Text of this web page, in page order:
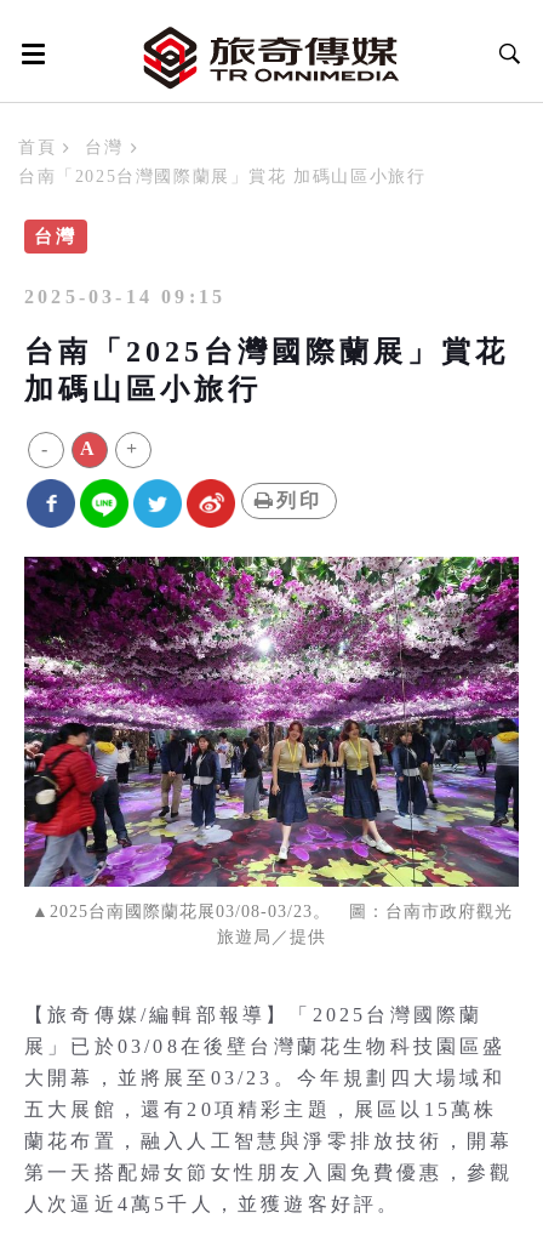
首頁
台灣
台南「2025台灣國際蘭展」賞花 加碼山區小旅行
台灣
2025-03-14 09:15
台南「2025台灣國際蘭展」賞花
加碼山區小旅行
- A +
列印
▲2025台南國際蘭花展03/08-03/23。 圖：台南市政府觀光
旅遊局／提供
【旅奇傳媒/編輯部報導】「2025台灣國際蘭
展」已於03/08在後壁台灣蘭花生物科技園區盛
大開幕，並將展至03/23。今年規劃四大場域和
五大展館，還有20項精彩主題，展區以15萬株
蘭花布置，融入人工智慧與淨零排放技術，開幕
第一天搭配婦女節女性朋友入園免費優惠，參觀
人次逼近4萬5千人，並獲遊客好評。